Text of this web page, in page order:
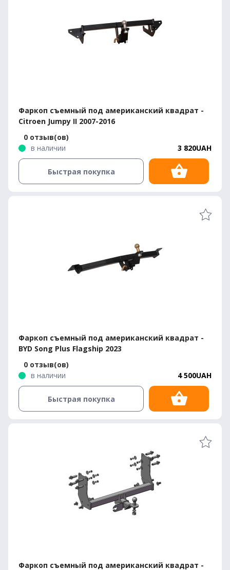
Фаркоп съемный под американский квадрат -
Citroen Jumpy II 2007-2016
0 отзыв(ов)
в наличии
3 820UAH
Быстрая покупка
Фаркоп съемный под американский квадрат -
BYD Song Plus Flagship 2023
0 отзыв(ов)
в наличии
4 500UAH
Быстрая покупка
Фаркоп съемный под американский квадрат -